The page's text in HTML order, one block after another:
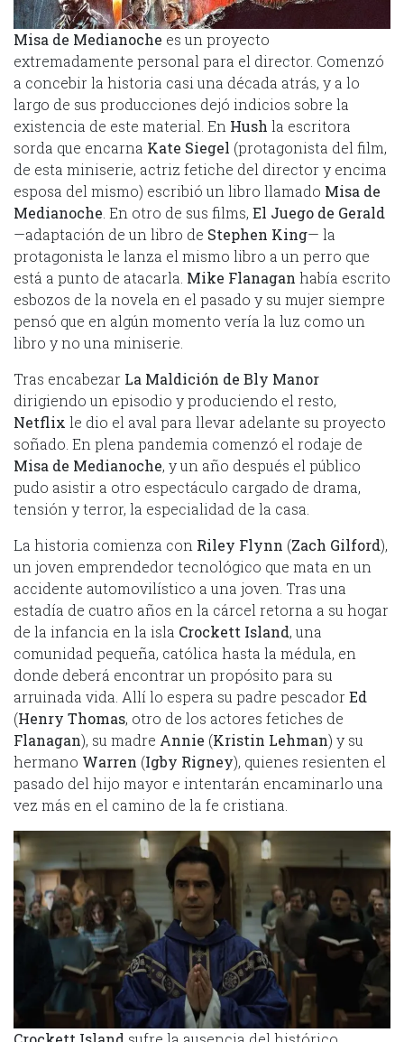
Misa de Medianoche es un proyecto
extremadamente personal para el director. Comenzó
a concebir la historia casi una década atrás, y a lo
largo de sus producciones dejó indicios sobre la
existencia de este material. En Hush la escritora
sorda que encarna Kate Siegel (protagonista del film,
de esta miniserie, actriz fetiche del director y encima
esposa del mismo) escribió un libro llamado Misa de
Medianoche . En otro de sus films, El Juego de Gerald
—adaptación de un libro de Stephen King— la
protagonista le lanza el mismo libro a un perro que
está a punto de atacarla. Mike Flanagan había escrito
esbozos de la novela en el pasado y su mujer siempre
pensó que en algún momento vería la luz como un
libro y no una miniserie.
Tras encabezar La Maldición de Bly Manor
dirigiendo un episodio y produciendo el resto,
Netflix le dio el aval para llevar adelante su proyecto
soñado. En plena pandemia comenzó el rodaje de
Misa de Medianoche, y un año después el público
pudo asistir a otro espectáculo cargado de drama,
tensión y terror, la especialidad de la casa.
La historia comienza con Riley Flynn (Zach Gilford),
un joven emprendedor tecnológico que mata en un
accidente automovilístico a una joven. Tras una
estadía de cuatro años en la cárcel retorna a su hogar
de la infancia en la isla Crockett Island, una
comunidad pequeña, católica hasta la médula, en
donde deberá encontrar un propósito para su
arruinada vida. Allí lo espera su padre pescadorEd
(Henry Thomas, otro de los actores fetiches de
Flanagan), su madre Annie (Kristin Lehman) y su
hermano Warren (Igby Rigney), quienes resienten el
pasado del hijo mayor e intentarán encaminarlo una
vez más en el camino de la fe cristiana.